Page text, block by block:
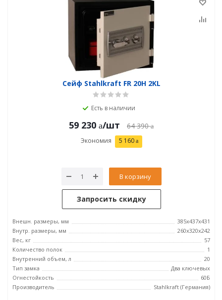
Сейф Stahlkraft FR 20H 2KL
Есть в наличии
59 230 /шт 64 390
Экономия 5 160
В корзину
Запросить скидку
Внешн. размеры, мм
385x437x431
Внутр. размеры, мм
260x320x242
Вес, кг
57
Количество полок
1
Внутренний объем, л
20
Тип замка
Два ключевых
Огнестойкость
60Б
Производитель
Stahlkraft (Германия)